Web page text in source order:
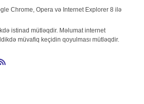
Chrome, Opera və Internet Explorer 8 ilə
istinad mütləqdir. Məlumat internet
müvafiq keçidin qoyulması mütləqdir.